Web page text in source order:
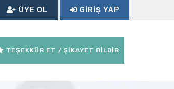
ÜYE OL GIRIŞ YAP
TEŞEKKÜR ET / ŞİKAYET BİLDİR